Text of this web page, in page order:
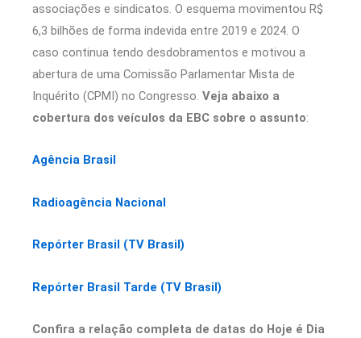
associações e sindicatos. O esquema movimentou R$
6,3 bilhões de forma indevida entre 2019 e 2024. O
caso continua tendo desdobramentos e motivou a
abertura de uma Comissão Parlamentar Mista de
Inquérito (CPMI) no Congresso. Veja abaixo a
cobertura dos veículos da EBC sobre o assunto:
Agência Brasil
Radioagência Nacional
Repórter Brasil (TV Brasil)
Repórter Brasil Tarde (TV Brasil)
Confira a relação completa de datas do Hoje é Dia